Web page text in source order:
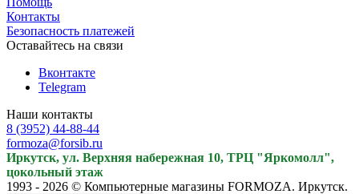
Контакты
Безопасность платежей
Оставайтесь на связи
Вконтакте
Telegram
Наши контакты
8 (3952) 44-88-44
formoza@forsib.ru
Иркутск, ул. Верхняя набережная 10, ТРЦ "Яркомолл",
цокольный этаж
1993 - 2026 © Компьютерные магазины FORMOZA. Иркутск.